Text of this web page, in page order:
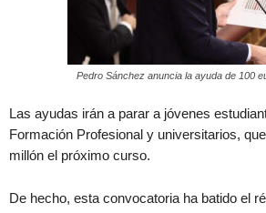
Pedro Sánchez anuncia la ayuda de 100
Las ayudas irán a parar a jóvenes
Formación Profesional y universitarios,
millón el próximo curso.
De hecho, esta convocatoria ha batido el